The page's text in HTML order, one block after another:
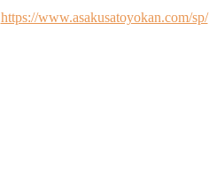
https://www.asakusatoyokan.com/sp/